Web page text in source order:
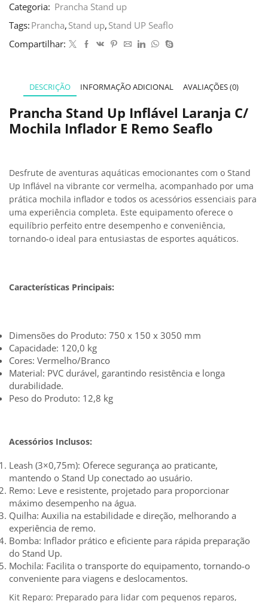
Categoria: Prancha Stand up
Tags: Prancha, Stand up, Stand UP Seaflo
Compartilhar:
DESCRIÇÃO INFORMAÇÃO ADICIONAL AVALIAÇÕES (0)
Prancha Stand Up Inflável Laranja C/
Mochila Inflador E Remo Seaflo
Desfrute de aventuras aquáticas emocionantes com o Stand
Up Inflável na vibrante cor vermelha, acompanhado por uma
prática mochila inflador e todos os acessórios essenciais para
uma experiência completa. Este equipamento oferece o
equilíbrio perfeito entre desempenho e conveniência,
tornando-o ideal para entusiastas de esportes aquáticos.
Características Principais:
Dimensões do Produto: 750 x 150 x 3050 mm
Capacidade: 120,0 kg
Cores: Vermelho/Branco
Material: PVC durável, garantindo resistência e longa
durabilidade.
Peso do Produto: 12,8 kg
Acessórios Inclusos:
Leash (3×0,75m): Oferece segurança ao praticante,
mantendo o Stand Up conectado ao usuário.
Remo: Leve e resistente, projetado para proporcionar
máximo desempenho na água.
Quilha: Auxilia na estabilidade e direção, melhorando a
experiência de remo.
Bomba: Inflador prático e eficiente para rápida preparação
do Stand Up.
Mochila: Facilita o transporte do equipamento, tornando-o
conveniente para viagens e deslocamentos.
Kit Reparo: Preparado para lidar com pequenos reparos,